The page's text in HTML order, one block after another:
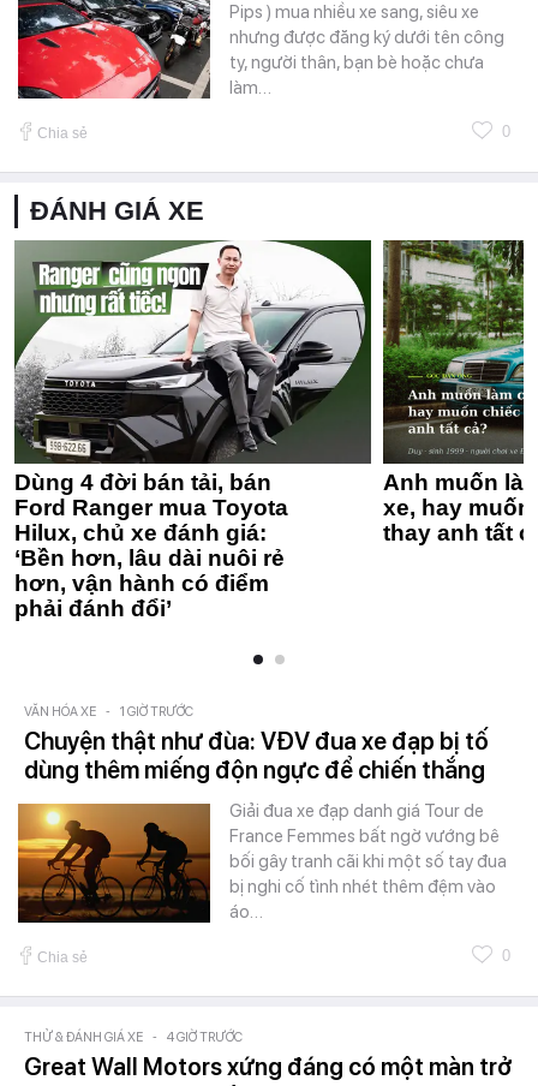
Pips ) mua nhiều xe sang, siêu xe
nhưng được đăng ký dưới tên công
ty, người thân, bạn bè hoặc chưa
làm…
Chia sẻ 0
ĐÁNH GIÁ XE
Dùng 4 đời bán tải, bán
Ford Ranger mua Toyota
Hilux, chủ xe đánh giá:
‘Bền hơn, lâu dài nuôi rẻ
hơn, vận hành có điểm
phải đánh đổi’
Anh muốn
xe, hay
thay anh tất
VĂN HÓA XE - 1 GIỜ TRƯỚC
Chuyện thật như đùa: VĐV đua xe đạp bị tố
dùng thêm miếng độn ngực để chiến thắng
Giải đua xe đạp danh giá Tour de
France Femmes bất ngờ vướng bê
bối gây tranh cãi khi một số tay đua
bị nghi cố tình nhét thêm đệm vào
áo…
Chia sẻ 0
THỬ & ĐÁNH GIÁ XE - 4 GIỜ TRƯỚC
Great Wall Motors xứng đáng có một màn trở